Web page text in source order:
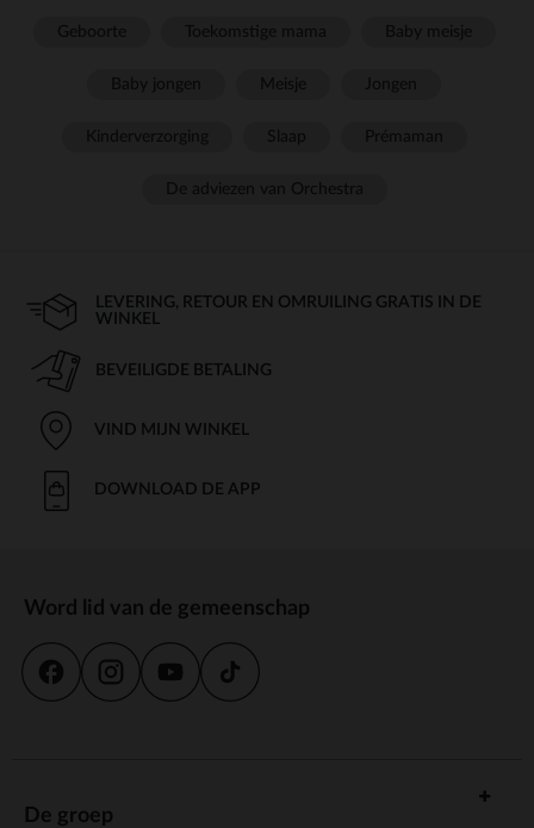
LEVERING, RETOUR EN OMRUILING GRATIS IN DE
WINKEL
BEVEILIGDE BETALING
VIND MIJN WINKEL
DOWNLOAD DE APP
Word lid van de gemeenschap
De groep